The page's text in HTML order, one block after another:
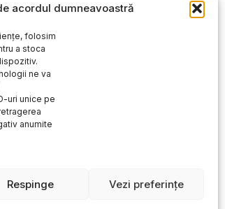
acordul dumneavoastră
folosim
a stoca
ne va
uri unice pe
anumite
Respinge Vezi preferințe